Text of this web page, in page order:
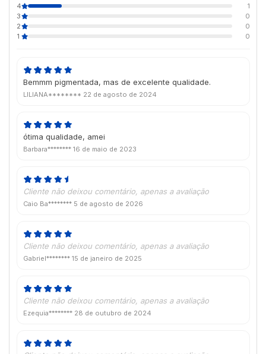
4
1
3
0
2
0
1
0
Bemmm pigmentada, mas de excelente qualidade.
LILIANA******** 22 de agosto de 2024
ótima qualidade, amei
Barbara******** 16 de maio de 2023
Cliente não deixou comentário, apenas a avaliação
Caio Ba******** 5 de agosto de 2026
Cliente não deixou comentário, apenas a avaliação
Gabriel******** 15 de janeiro de 2025
Cliente não deixou comentário, apenas a avaliação
Ezequia******** 28 de outubro de 2024